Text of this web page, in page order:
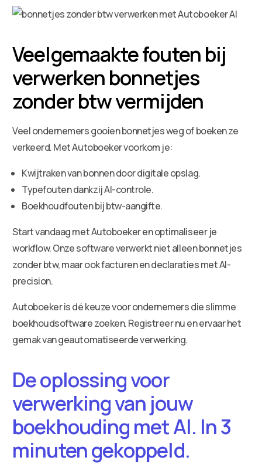
Veelgemaakte fouten bij
verwerken bonnetjes
zonder btw vermijden
Veel ondernemers gooien bonnetjes weg of boeken ze
verkeerd. Met Autoboeker voorkom je:
Kwijtraken van bonnen door digitale opslag.
Typefouten dankzij AI-controle.
Boekhoudfouten bij btw-aangifte.
Start vandaag met Autoboeker en optimaliseer je
workflow. Onze software verwerkt niet alleen bonnetjes
zonder btw, maar ook facturen en declaraties met AI-
precision.
Autoboeker is dé keuze voor ondernemers die slimme
boekhoudsoftware zoeken. Registreer nu en ervaar het
gemak van geautomatiseerde verwerking.
De oplossing voor
verwerking van jouw
boekhouding met AI. In 3
minuten gekoppeld.